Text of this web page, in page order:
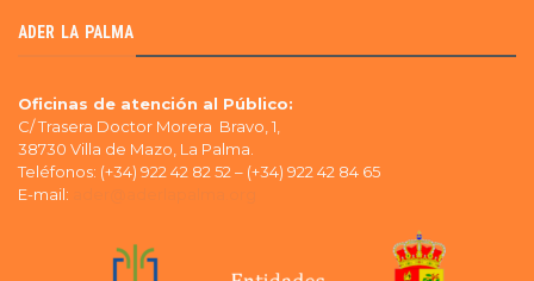
ADER LA PALMA
Oficinas de atención al Público:
C/ Trasera Doctor Morera Bravo, 1,
38730 Villa de Mazo, La Palma.
Teléfonos: (+34) 922 42 82 52 – (+34) 922 42 84 65
E-mail: